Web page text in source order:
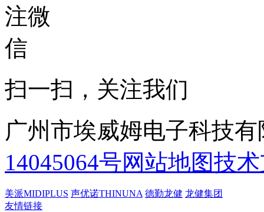
扫一扫，关注我们
广州市埃威姆电子科技
14045064号网站地图技
美派MIDIPLUS 声优诺THINUNA 德勤龙健 龙健集团
友情链接